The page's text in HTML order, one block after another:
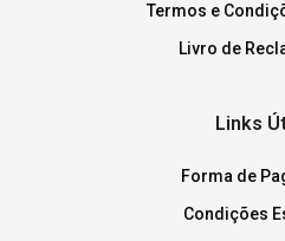
Termos e
Livro de
Links
Forma de
Condições